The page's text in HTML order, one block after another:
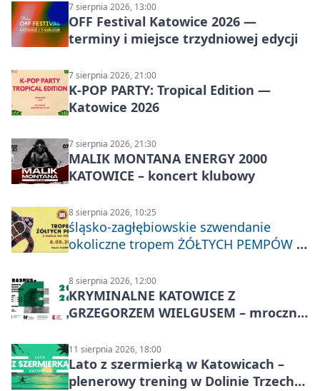
7 sierpnia 2026, 13:00
OFF Festival Katowice 2026 —
terminy i miejsce trzydniowej edycji
7 sierpnia 2026, 21:00
K-POP PARTY: Tropical Edition —
Katowice 2026
7 sierpnia 2026, 21:30
MALIK MONTANA ENERGY 2000
KATOWICE – koncert klubowy
8 sierpnia 2026, 10:25
śląsko-zagłębiowskie szwendanie
okoliczne tropem ŻÓŁTYCH PEMPÓW z
8 sierpnia 2026, 12:00
KRYMINALNE KATOWICE Z
GRZEGORZEM WIELGUSEM – mroczne
11 sierpnia 2026, 18:00
Lato z szermierką w Katowicach –
plenerowy trening w Dolinie Trzech